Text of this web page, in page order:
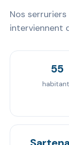
Nos
interviennent
55